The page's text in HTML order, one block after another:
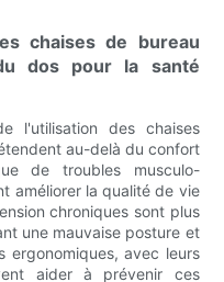
chaises de bureau
dos pour la santé
l'utilisation des chaises
au-delà du confort
de troubles musculo-
améliorer la qualité de vie
chroniques sont plus
une mauvaise posture et
ergonomiques, avec leurs
aider à prévenir ces